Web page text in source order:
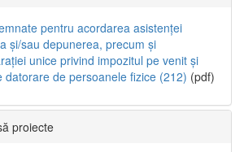
pentru acordarea asistenței
și/sau depunerea, precum și
unice privind impozitul pe venit și
datorare de persoanele fizice (212) (pdf)
proiecte